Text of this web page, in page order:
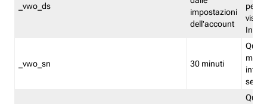
_vwo_ds
impostazioni
dell'account
_vwo_sn 30 minuti